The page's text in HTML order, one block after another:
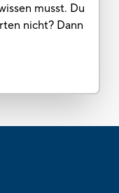
musst. Du
nicht? Dann